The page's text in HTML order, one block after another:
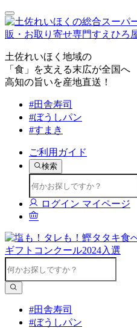
土佐れいほく地域の
「食」を支える末広が全国へ
高知の旨いを産地直送！
#田舎寿司
#ぼうしパン
#すまき
ご利用ガイド
検索
ログイン マイページ
#田舎寿司
#ぼうしパン